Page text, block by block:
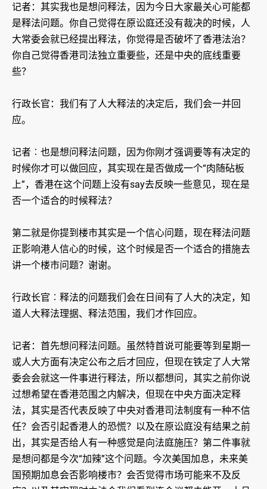
记者：其实我也是想问释法，因为今日大家最关心可能都
是释法问题。你自己觉得在原讼庭还没有裁决的时候，人
大常委会就已经提出释法，你觉得是否破坏了香港法治？
你自己觉得香港司法独立重要些，还是中央的底线重要
些？
行政长官：我们有了人大释法的决定后，我们会一并回
应。
记者︰也是想问释法问题，因为你刚才强调要等有决定的
时候你才可以做回应，其实现在是否做成一个“肉随砧板
上”，香港在这个问题上没有say去反映一些意见，现在是
否一个适合的时候释法？
第二就是你提到楼市其实是一个信心问题，现在释法问题
正影响港人信心的时候，这个时候是否一个适合的措施去
讲一个楼市问题？谢谢。
行政长官︰释法的问题我们会在日间有了人大的决定，知
道人大释法理据、释法范围，我们才作回应。
记者：首先想问释法问题。虽然特首说可能要等到星期一
或人大方面有决定公布之后才回应，但现在铁定了人大常
委会会就这一件事进行释法，所以都想问，其实之前你说
过想希望在香港范围之内解决，但现在中央方面决定释
法，其实是否代表反映了中央对香港司法制度有一种不信
任？会否引起香港人的恐慌？以及在原讼庭没有结果之前
出，其实是否给人有一种感觉是向法庭施压？第二件事就
是想问都是今次“加辣”这个问题。今次美国加息，未来美
国预期加息会否影响楼市？会否觉得市场可能来不及反